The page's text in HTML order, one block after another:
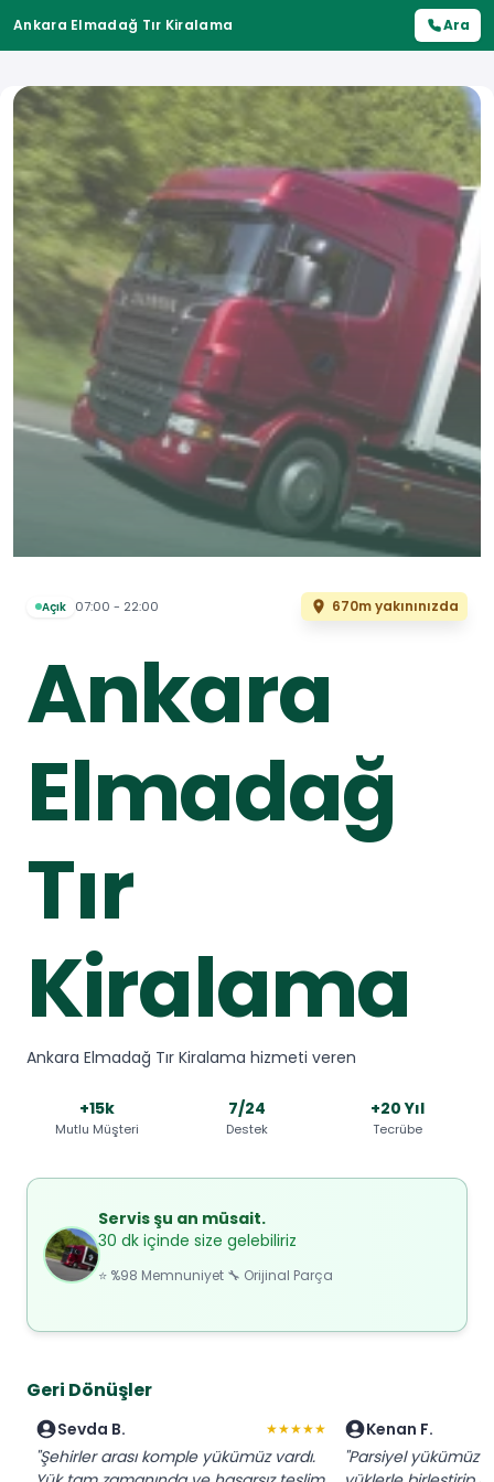
Ankara Elmadağ Tır Kiralama Ara
Açık 07:00 - 22:00 670m yakınınızda
Ankara
Elmadağ
Tır
Kiralama
Ankara Elmadağ Tır Kiralama hizmeti veren
+15k
Mutlu Müşteri
7/24
Destek
+20 Yıl
Tecrübe
Servis şu an müsait.
30 dk içinde size gelebiliriz
⭐ %98 Memnuniyet 🔧 Orijinal Parça
Geri Dönüşler
Sevda B. ★★★★★
"Şehirler arası komple yükümüz vardı.
Kenan F.
"Parsiyel yükümüz